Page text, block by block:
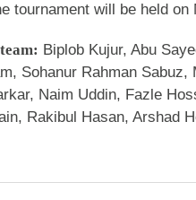
tournament will be held
Biplob Kujur, Abu
Sohanur Rahman
Naim Uddin, Fazle
Rakibul Hasan, Arshad